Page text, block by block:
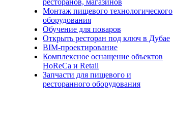
ресторанов, магазинов
Монтаж пищевого технологического
оборудования
Обучение для поваров
Открыть ресторан под ключ в Дубае
BIM-проектирование
Комплексное оснащение объектов
HoReCa и Retail
Запчасти для пищевого и
ресторанного оборудования